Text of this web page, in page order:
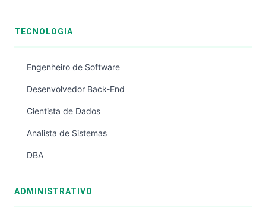
TECNOLOGIA
Engenheiro de Software
Desenvolvedor Back-End
Cientista de Dados
Analista de Sistemas
DBA
ADMINISTRATIVO